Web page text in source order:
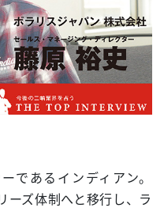
であるインディアン。
ーズ体制へと移行し、ラ